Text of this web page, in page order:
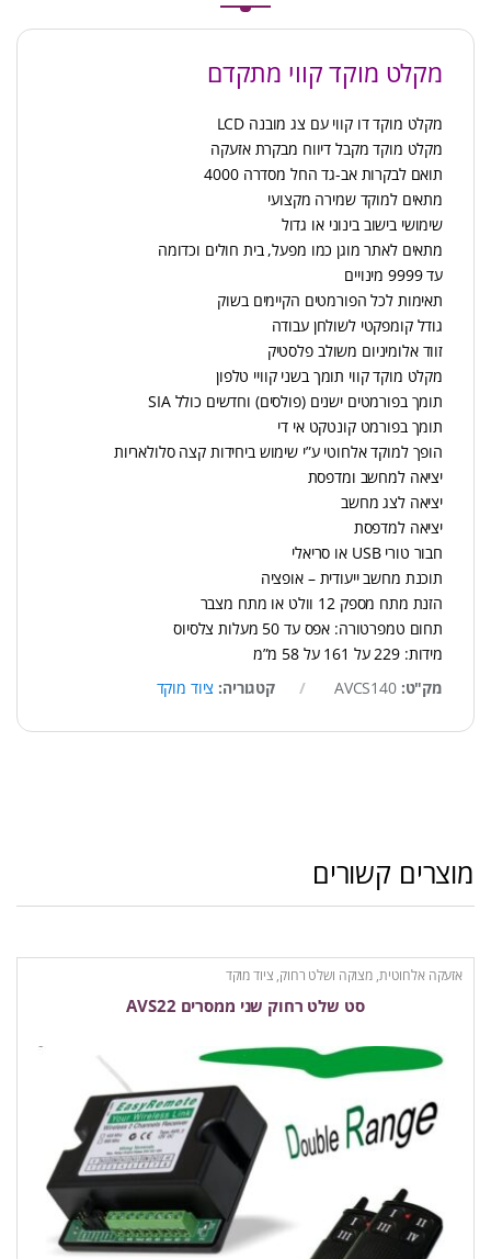
מקלט מוקד קווי מתקדם
מקלט מוקד דו קווי עם צג מובנה LCD
מקלט מוקד מקבל דיווח מבקרת אזעקה
תואם לבקרות אב-גד החל מסדרה 4000
מתאים למוקד שמירה מקצועי
שימושי בישוב בינוני או גדול
מתאים לאתר מוגן כמו מפעל, בית חולים וכדומה
עד 9999 מינויים
תאימות לכל הפורמטים הקיימים בשוק
גודל קומפקטי לשולחן עבודה
זווד אלומיניום משולב פלסטיק
מקלט מוקד קווי תומך בשני קוויי טלפון
תומך בפורמטים ישנים (פולסים) וחדשים כולל SIA
תומך בפורמט קונטקט אי די
הופך למוקד אלחוטי ע”י שימוש ביחידות קצה סלולאריות
יציאה למחשב ומדפסת
יציאה לצג מחשב
יציאה למדפסת
חבור טורי USB או סריאלי
תוכנת מחשב ייעודית – אופציה
הזנת מתח מספק 12 וולט או מתח מצבר
תחום טמפרטורה: אפס עד 50 מעלות צלסיוס
מידות: 229 על 161 על 58 מ”מ
מק"ט:AVCS140 קטגוריה: ציוד מוקד
מוצרים קשורים
אזעקה אלחוטית, מצוקה ושלט רחוק, ציוד מוקד
סט שלט רחוק שני ממסרים AVS22